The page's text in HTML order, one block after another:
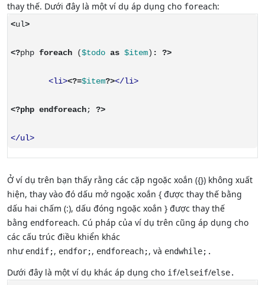
thay thế. Dưới đây là một ví dụ áp dụng cho foreach:
<ul>
<?php foreach ($todo as $item) : ?>
<li><?=$item?></li>
<?php endforeach; ?>
</ul>
Ở ví dụ trên bạn thấy rằng các cặp ngoặc xoắn ({}) không xuất
hiện, thay vào đó dấu mở ngoặc xoắn { được thay thế bằng
dấu hai chấm (:), dấu đóng ngoặc xoắn } được thay thế
bằng endforeach. Cú pháp của ví dụ trên cũng áp dụng cho
các cấu trúc điều khiển khác
như endif;, endfor;, endforeach;, và endwhile;.
Dưới đây là một ví dụ khác áp dụng cho if/elseif/else.